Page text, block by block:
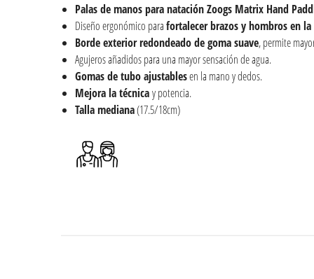
Palas de manos para natación Zoogs Matrix Hand
Diseño ergonómico parafortalecer brazos y hombros en la
Borde exterior redondeado de goma suave, permite
Agujeros añadidos para una mayor sensación de agua.
Gomas de tubo ajustablesen la mano y dedos.
Mejora la técnicay potencia.
Talla mediana(17.5/18cm)